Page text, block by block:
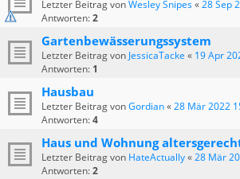
Letzter Beitrag vonWesley Snipes«28 Sep
Antworten:2
Gartenbewässerungssystem
Letzter Beitrag vonJessicaTacke « 19 Apr
Antworten: 1
Hausbau
Letzter Beitrag vonGordian«28 Mär 2022
Antworten:4
Haus und Wohnung
Letzter Beitrag von HateActually«28 Mär
Antworten:2